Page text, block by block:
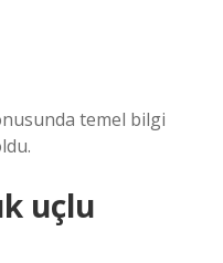
temel bilgi
uçlu